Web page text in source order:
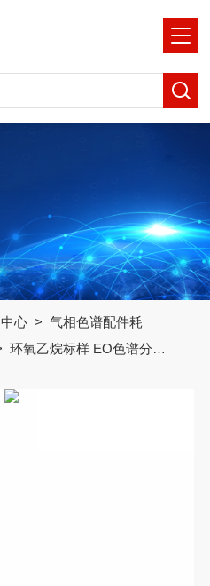
心> 气相色谱配件耗
环氧乙烷标样 EO色谱分析